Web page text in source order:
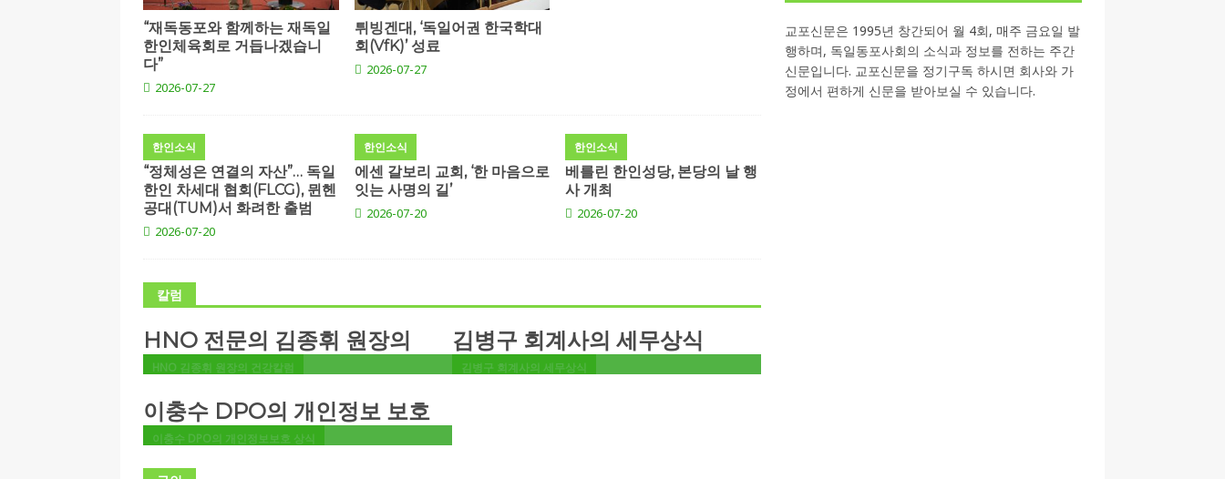
“재독동포와 함께하는 재독일
한인체육회로 거듭나겠습니
다”
2026-07-27
튀빙겐대, ‘독일어권 한국학대
회(VfK)’ 성료
2026-07-27
한인소식
“정체성은 연결의 자산”… 독일
한인 차세대 협회(FLCG), 뮌헨
공대(TUM)서 화려한 출범
2026-07-20
한인소식
에센 갈보리 교회, ‘한 마음으로
잇는 사명의 길’
2026-07-20
한인소식
베를린 한인성당, 본당의 날 행
사 개최
2026-07-20
칼럼
HNO 전문의 김종휘 원장의
HNO 김종휘 원장의 건강칼럼
이어폰, 내 귀의 수명을 앞
당깁니다
김종휘 원장의 건강상식 ......
수면무호흡증의 위험성
#40- 허리가 삐끗했을 때: 정형외과 예약이
힘들다면?
#39 – 갑상선, 한국인에게 유독 흔한 암? 목
멍울 자가 진단법
김병구 회계사의 세무상식
김병구 회계사의 세무상식
한국상사와 개인사업가를......
#401- 부동산 취득, 소유, 임대 및 양도와 관
련된 세금 (22)
397 – 부동산 취득, 소유, 임대 및 양도와 관
련된 세금 (20)
이충수 DPO의 개인정보 보호
이충수 DPO의 개인정보보호 상식
#27-해킹당한 SNS, 유럽의
대응 방식
#24-EU AI법 시대, 기업은 무엇을 준비해야
1
#22-중소기업 GDPR 과징금 급증, 규제 불
균형 논란 2
#21-중소기업 GDPR 과징금 급증, 규제 불
균형 논란
교포신문은 1995년 창간되어 월 4회, 매주 금요일 발
행하며, 독일동포사회의 소식과 정보를 전하는 주간
신문입니다. 교포신문을 정기구독 하시면 회사와 가
정에서 편하게 신문을 받아보실 수 있습니다.